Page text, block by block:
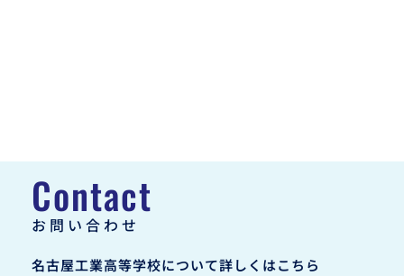
Contact
お問い合わせ
名古屋工業高等学校について詳しくはこちら